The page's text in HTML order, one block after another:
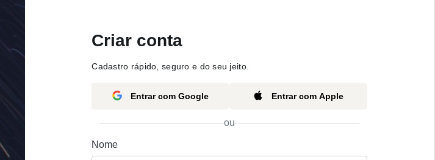
Criar conta
Cadastro rápido, seguro e do seu jeito.
Entrar com Google Entrar com Apple
ou
Nome